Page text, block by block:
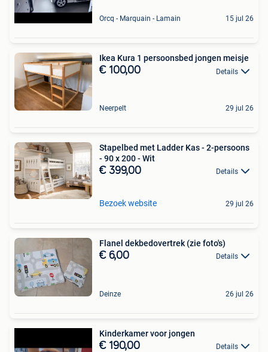
Orcq - Marquain - Lamain 15 jul 26
Ikea Kura 1 persoonsbed jongen meisje
€ 100,00 Details
Neerpelt 29 jul 26
Stapelbed met Ladder Kas - 2-persoons
- 90 x 200 - Wit
€ 399,00 Details
Bezoek website 29 jul 26
Flanel dekbedovertrek (zie foto's)
€ 6,00 Details
Deinze 26 jul 26
Kinderkamer voor jongen
€ 190,00 Details